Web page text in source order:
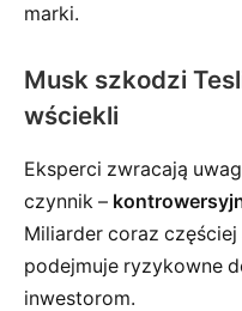
marki.
Musk szkodzi
wściekli
Eksperci zwracają
czynnik –
Miliarder coraz
podejmuje ryzykowne
inwestorom.